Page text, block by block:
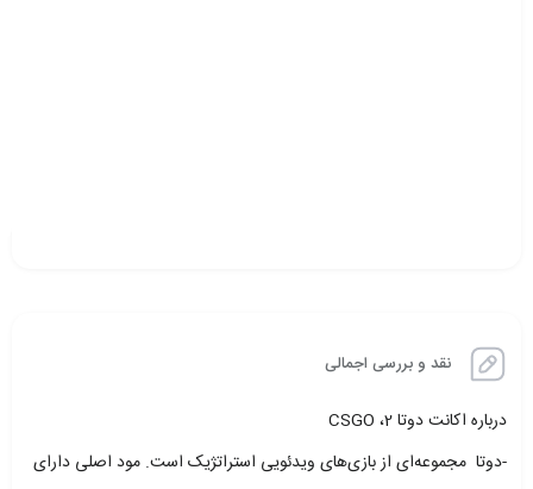
نقد و بررسی اجمالی
درباره اکانت دوتا 2، CSGO
-دوتا مجموعه‌ای از بازی‌های ویدئویی استراتژیک است. مود اصلی دارای